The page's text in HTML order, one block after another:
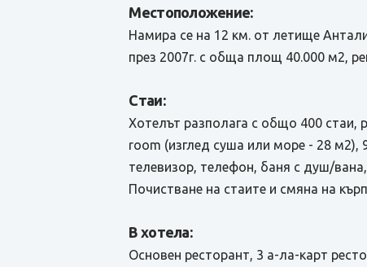
Местоположение:
Намира се на 12 км. от летище
през 2007г. с обща площ 40.000 м2,
Стаи:
Хотелът разполага с общо 400 стаи,
room (изглед суша или море - 28 м2),
телевизор, телефон, баня с душ/
Почистване на стаите и смяна на
В хотела:
Основен ресторант, 3 а-ла-карт